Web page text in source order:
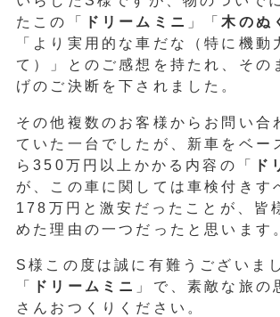
たこの「
ドリームミニ 」「木のぬ
「より実用的な車だな（特に機動
て）」とのご感想を持たれ、その
げのご決断を下されました。
その他複数のお客様からお問い合
ていた一台でしたが、新車をベー
ら350万円以上かかる内容の「
ド
が、この車に関しては車検付きす
178万円と激安だったことが、皆
めた理由の一つだったと思います
S様この度は誠に有難うございま
「
ドリームミニ 」で、素敵な旅の
さんおつくりください。